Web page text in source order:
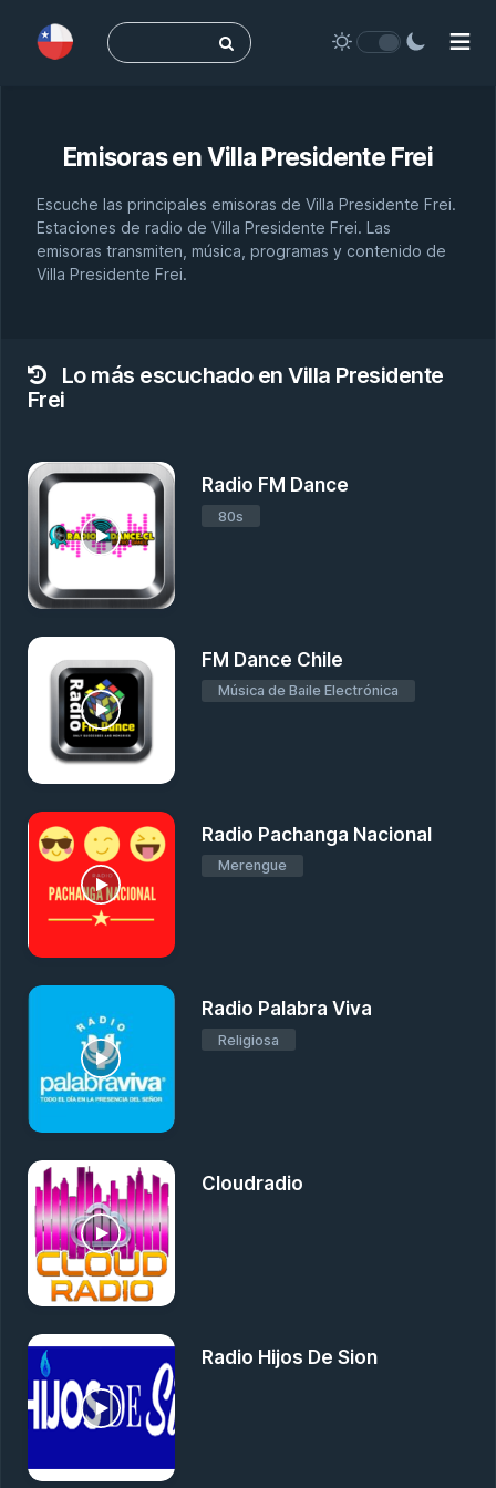
Buscar:
Emisoras enVilla Presidente Frei
Escuche las principales emisoras de Villa Presidente Frei.
Estaciones de radio de Villa Presidente Frei. Las
emisoras transmiten, música, programas y contenido de
Villa Presidente Frei.
Lo más escuchado en Villa Presidente
Frei
Radio FM Dance
80s
FM Dance Chile
Música de Baile Electrónica
Radio Pachanga Nacional
Merengue
Radio Palabra Viva
Religiosa
Cloudradio
Radio Hijos De Sion